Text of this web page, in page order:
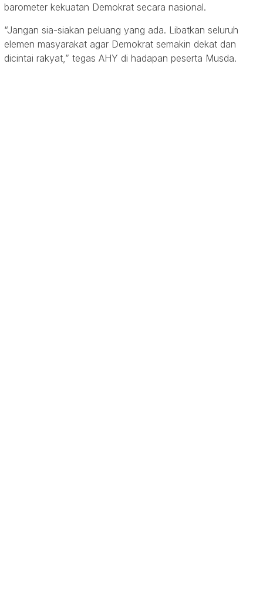
barometer kekuatan Demokrat secara nasional.
“Jangan sia-siakan peluang yang ada. Libatkan seluruh
elemen masyarakat agar Demokrat semakin dekat dan
dicintai rakyat,” tegas AHY di hadapan peserta Musda.